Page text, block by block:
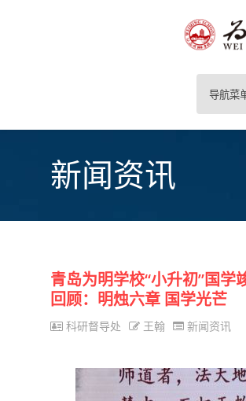
导航菜
新闻资讯
青岛为明学校“小升初”国学
回顾：明烛六章 国学光芒
科研督导处 王翰 新闻资讯